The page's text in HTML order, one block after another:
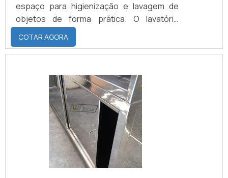
espaço para higienização e lavagem de
objetos de forma prática. O lavatório
cirúrgico se apresenta como uma espécie
de pia que é utilizado de forma eficiente em
locais como: Hospitais; Laboratórios;
outros.Sua utilizaçãoA utilização do
lavatório cirúrgico inox é indicado
principalmente para os ambientes já
citados por ser um artigo que prop.
COTAR AGORA